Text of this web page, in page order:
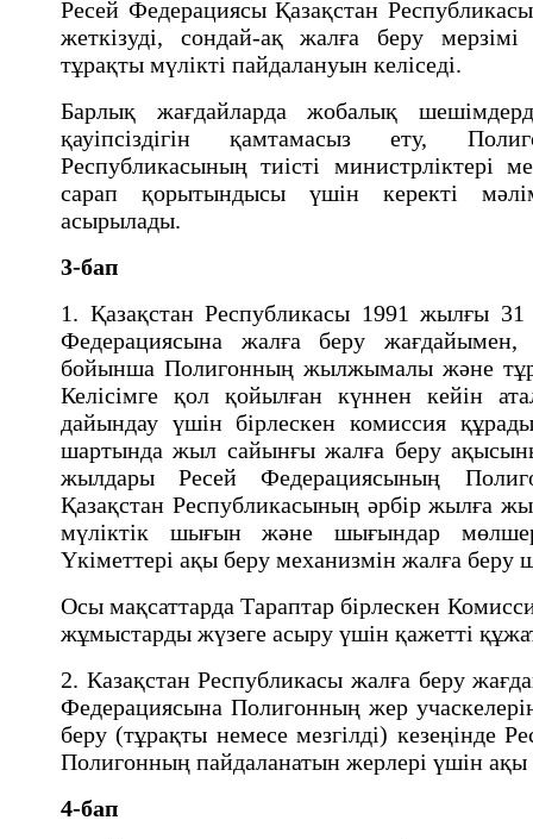
Ресей Федерациясы Қазақстан
жеткiзудi, сондай-ақ жалға беру мерзiмi
тұрақты мүлiктi пайдалануын келiседi.
Барлық жағдайларда жобалық
қауiпсiздiгiн қамтамасыз ету,
Республикасының тиiстi министрлiктерi
сарап қорытындысы үшiн керектi
асырылады.
3-бап
1. Қазақстан Республикасы 1991 жылғы 31
Федерациясына жалға беру жағдайымен,
бойынша Полигонның жылжымалы және
Келiсiмге қол қойылған күннен кейiн
дайындау үшiн бiрлескен комиссия
шартында жыл сайынғы жалға беру
жылдары Ресей Федерациясының
Қазақстан Республикасының әрбiр жылға
мүлiктiк шығын және шығындар
Үкiметтерi ақы беру механизмiн жалға беру
Осы мақсаттарда Тараптар бiрлескен
жұмыстарды жүзеге асыру үшiн қажеттi
2. Казақстан Республикасы жалға беру
Федерациясына Полигонның жер
беру (тұрақты немесе мезгiлдi) кезеңiнде
Полигонның пайдаланатын жерлерi үшiн
4-бап